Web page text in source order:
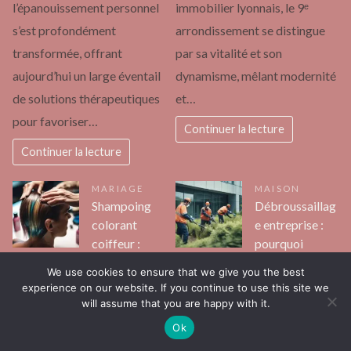
l’épanouissement personnel
s’est profondément
transformée, offrant
aujourd’hui un large éventail
de solutions thérapeutiques
pour favoriser…
Continuer la lecture
immobilier lyonnais, le 9ᵉ
arrondissement se distingue
par sa vitalité et son
dynamisme, mêlant modernité
et…
Continuer la lecture
MARIAGE
Shampoing
colorant
coiffeur :
choisir le bon
produit pour
MAISON
Débroussaillag
e entreprise :
pourquoi
espaces verts
est
We use cookies to ensure that we give you the best
experience on our website. If you continue to use this site we
will assume that you are happy with it.
Ok